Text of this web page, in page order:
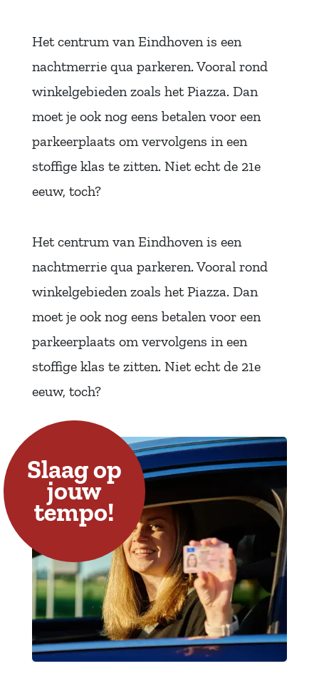
Het centrum van Eindhoven is een
nachtmerrie qua parkeren. Vooral rond
winkelgebieden zoals het Piazza. Dan
moet je ook nog eens betalen voor een
parkeerplaats om vervolgens in een
stoffige klas te zitten. Niet echt de 21e
eeuw, toch?
Het centrum van Eindhoven is een
nachtmerrie qua parkeren. Vooral rond
winkelgebieden zoals het Piazza. Dan
moet je ook nog eens betalen voor een
parkeerplaats om vervolgens in een
stoffige klas te zitten. Niet echt de 21e
eeuw, toch?
Slaag op
jouw
tempo!